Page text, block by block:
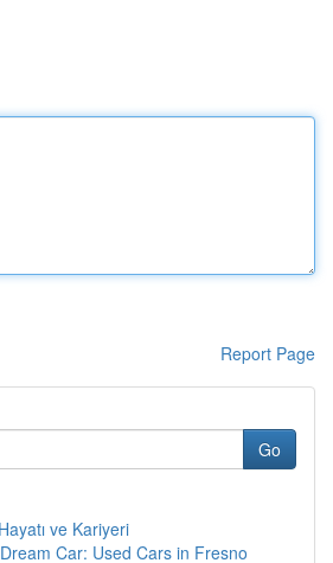
Report Page
Go
ve Kariyeri
Car: Used Cars in Fresno